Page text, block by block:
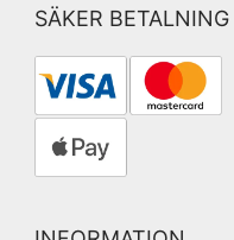
SÄKER BETALNING